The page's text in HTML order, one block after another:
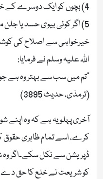
4) بچوں کو ایک دوسرے کے خلاف استعمال نہ ہونے دے۔
5) اگر کوئی بیوی حسد یا
خیرخواہی سے اصلاح کی
اللہ علیہ وسلم نے فرمایا:
“تم میں سب سے بہتر وہ ہے جو
(ترمذی، حدیث 3895)
آخری پہلو یہ ہے کہ وہ
کرے، اسے تمام ظاہری حقوق
ڈپریشن سے نکل سکے۔اگر وہ
کو شریعت نے خلع کا حق دے